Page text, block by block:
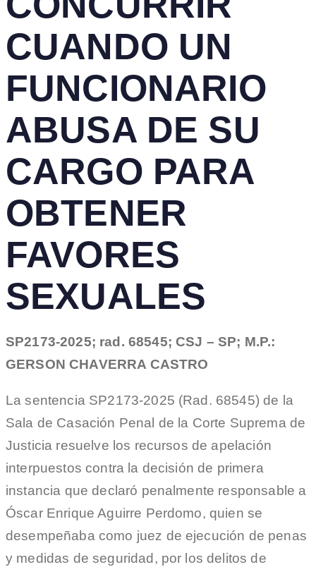
CUANDO UN
FUNCIONARIO
ABUSA DE SU
CARGO PARA
OBTENER
FAVORES
SEXUALES
SP2173-2025; rad. 68545; CSJ – SP; M.P.:
GERSON CHAVERRA CASTRO
La sentencia SP2173-2025 (Rad. 68545) de la
Sala de Casación Penal de la Corte Suprema de
Justicia resuelve los recursos de apelación
interpuestos contra la decisión de primera
instancia que declaró penalmente responsable a
Óscar Enrique Aguirre Perdomo, quien se
desempeñaba como juez de ejecución de penas
y medidas de seguridad, por los delitos de